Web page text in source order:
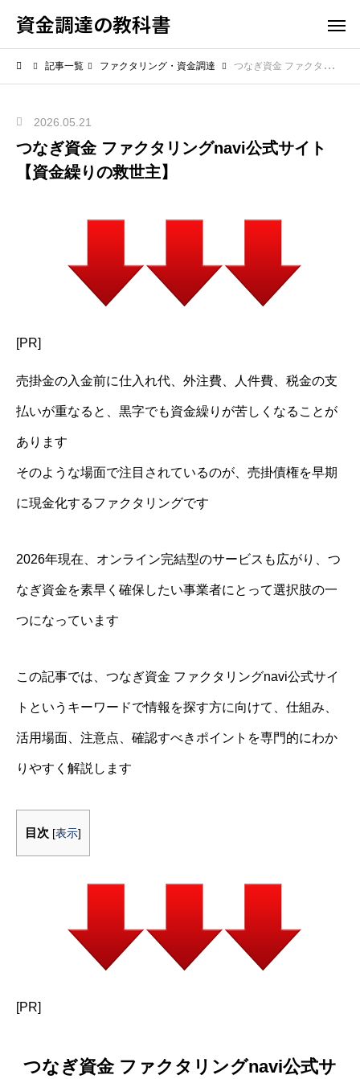
資金調達の教科書
記事一覧 ファクタリング・資金調達 つなぎ資金 ファクタリングnavi公式サイト【資金繰りの救世主】
2026.05.21
つなぎ資金 ファクタリングnavi公式サイト
【資金繰りの救世主】
[PR]
売掛金の入金前に仕入れ代、外注費、人件費、税金の支
払いが重なると、黒字でも資金繰りが苦しくなることが
あります
そのような場面で注目されているのが、売掛債権を早期
に現金化するファクタリングです
2026年現在、オンライン完結型のサービスも広がり、つ
なぎ資金を素早く確保したい事業者にとって選択肢の一
つになっています
この記事では、つなぎ資金 ファクタリングnavi公式サイ
トというキーワードで情報を探す方に向けて、仕組み、
活用場面、注意点、確認すべきポイントを専門的にわか
りやすく解説します
目次 [表示]
[PR]
つなぎ資金 ファクタリングnavi公式サ